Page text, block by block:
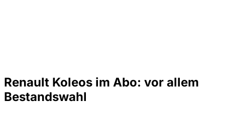
Renault Koleos im Abo: vor allem
Bestandswahl